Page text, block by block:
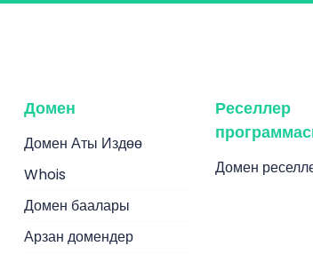
Домен
Домен Аты Издөө
Whois
Домен баалары
Арзан домендер
Реселлер
Домен